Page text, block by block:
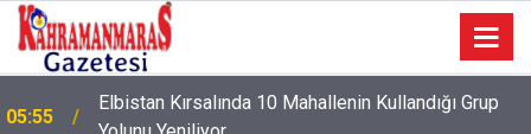
05:50 Zorlu Parkurda Büyük Rekabet